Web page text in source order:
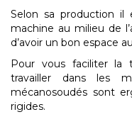
Selon sa production
machine au milieu de
d’avoir un bon espace
Pour vous faciliter la
travailler dans les
mécanosoudés sont
rigides.